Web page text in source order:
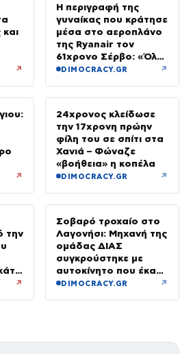
↗
Η περιγραφή της
γυναίκας που κράτησε
μέσα στο αεροπλάνο
της Ryanair τον
61χρονο Σέρβο: «Όλα
έγιναν σε κλάσματα
DIMOCRACY.GR ↗
↗
24χρονος κλείδωσε
την 17χρονη πρώην
φίλη του σε σπίτι στα
Χανιά – Φώναζε
«βοήθεια» η κοπέλα
DIMOCRACY.GR ↗
την
↗
Σοβαρό τροχαίο στο
Λαγονήσι: Μηχανή της
ομάδας ΔΙΑΣ
συγκρούστηκε με
αυτοκίνητο που έκανε
αναστροφή – Δύο
DIMOCRACY.GR ↗